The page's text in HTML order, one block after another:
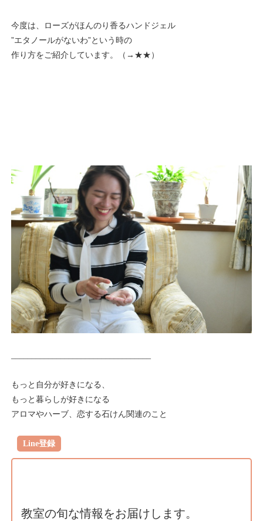
今度は、ローズがほんのり香るハンドジェル
”エタノールがないわ”という時の
作り方をご紹介しています。（→ ★★）
もっと自分が好きになる、
もっと暮らしが好きになる
アロマやハーブ、恋する石けん関連のこと
Line登録
教室の旬な情報をお届けします。